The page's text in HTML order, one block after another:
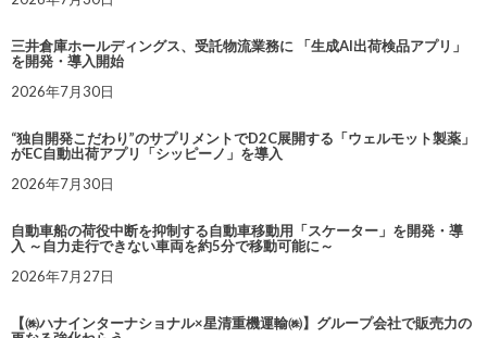
三井倉庫ホールディングス、受託物流業務に 「生成AI出荷検品アプリ」
を開発・導入開始
2026年7月30日
“独自開発こだわり”のサプリメントでD2C展開する「ウェルモット製薬」
がEC自動出荷アプリ「シッピーノ」を導入
2026年7月30日
自動車船の荷役中断を抑制する自動車移動用「スケーター」を開発・導
入 ～自力走行できない車両を約5分で移動可能に～
2026年7月27日
【㈱ハナインターナショナル×星清重機運輸㈱】グループ会社で販売力の